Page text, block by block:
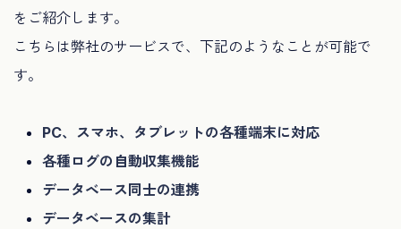
をご紹介します。
こちらは弊社のサービスで、下記のようなことが可能で
す。
PC、スマホ、タブレットの各種端末に対応
各種ログの自動収集機能
データベース同士の連携
データベースの集計